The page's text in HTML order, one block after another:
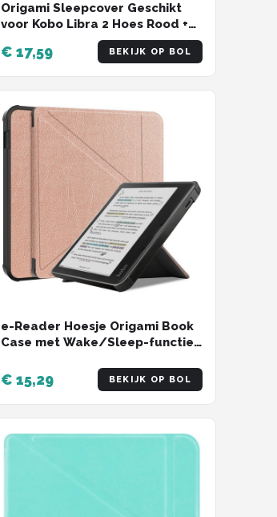
Origami Sleepcover Geschikt
voor Kobo Libra 2 Hoes Rood +
Screenprotector + Oplader * -
ereader hoesje - cover
€ 17,59 BEKIJK OP BOL
e-Reader Hoesje Origami Book
Case met Wake/Sleep-functie -
Gold
€ 15,29 BEKIJK OP BOL